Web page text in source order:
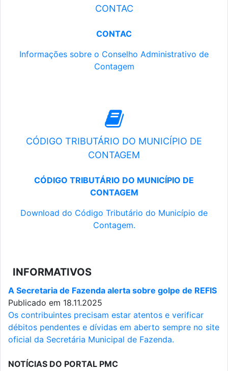
CONTAC
CONTAC
Informações sobre o Conselho Administrativo de
Contagem
CÓDIGO TRIBUTÁRIO DO MUNICÍPIO DE
CONTAGEM
CÓDIGO TRIBUTÁRIO DO MUNICÍPIO DE
CONTAGEM
Download do Código Tributário do Município de
Contagem.
INFORMATIVOS
A Secretaria de Fazenda alerta sobre golpe de REFIS
Publicado em 18.11.2025
Os contribuintes precisam estar atentos e verificar
débitos pendentes e dívidas em aberto sempre no site
oficial da Secretária Municipal de Fazenda.
NOTÍCIAS DO PORTAL PMC